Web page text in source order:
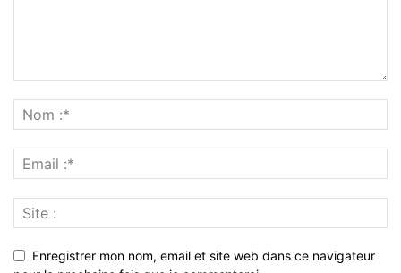
Enregistrer mon nom, email et site web dans ce navigateur